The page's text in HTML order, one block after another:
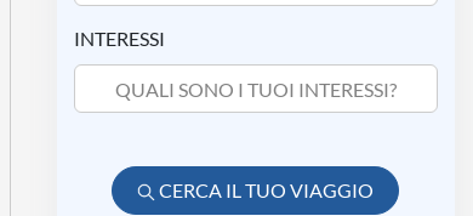
INTERESSI
QUALI SONO I TUOI INTERESSI?
CERCA IL TUO VIAGGIO